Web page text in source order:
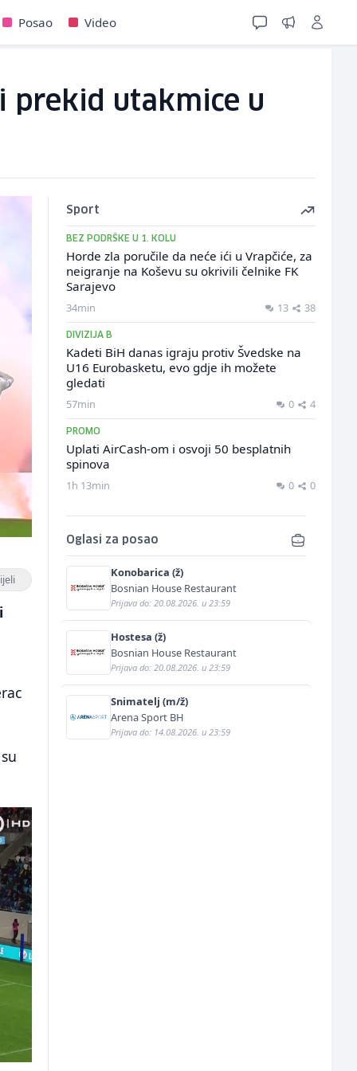
Posao Video
prekid utakmice u
Sport
BEZ PODRŠKE U 1. KOLU
Horde zla poručile da neće ići u Vrapčiće, za
neigranje na Koševu su okrivili čelnike FK
Sarajevo
34min 13 38
DIVIZIJA B
Kadeti BiH danas igraju protiv Švedske na
U16 Eurobasketu, evo gdje ih možete
gledati
57min 0 4
PROMO
Uplati AirCash-om i osvoji 50 besplatnih
spinova
1h 13min 0 0
Oglasi za posao
Konobarica (ž)
Bosnian House Restaurant
Prijava do: 20.08.2026. u 23:59
Hostesa (ž)
Bosnian House Restaurant
Prijava do: 20.08.2026. u 23:59
Snimatelj (m/ž)
Arena Sport BH
Prijava do: 14.08.2026. u 23:59